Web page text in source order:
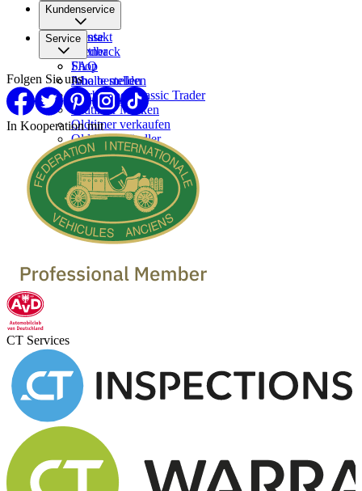
Über uns
Karriere
Presse
Partner
Kundenservice
Kontakt
Feedback
FAQ
Inhalte melden
Service
Shop
Abo bestellen
Werben bei Classic Trader
Oldtimer Marken
Oldtimer verkaufen
Oldtimer Händler
Folgen Sie uns
In Kooperation mit
CT Services